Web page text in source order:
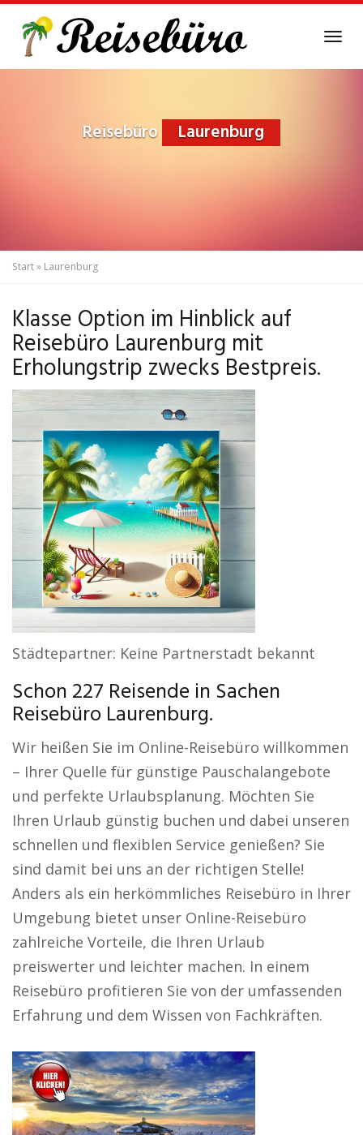
main
Reisebüro Laurenburg
Start» Laurenburg
Klasse Option im Hinblick auf
Reisebüro Laurenburg mit
Erholungstrip zwecks Bestpreis.
Städtepartner: Keine Partnerstadt bekannt
Schon 227 Reisende in Sachen
Reisebüro Laurenburg.
Wir heißen Sie im Online-Reisebüro willkommen
– Ihrer Quelle für günstige Pauschalangebote
und perfekte Urlaubsplanung. Möchten Sie
Ihren Urlaub günstig buchen und dabei unseren
schnellen und flexiblen Service genießen? Sie
sind damit bei uns an der richtigen Stelle!
Anders als ein herkömmliches Reisebüro in Ihrer
Umgebung bietet unser Online-Reisebüro
zahlreiche Vorteile, die Ihren Urlaub
preiswerter und leichter machen. In einem
Reisebüro profitieren Sie von der umfassenden
Erfahrung und dem Wissen von Fachkräften.